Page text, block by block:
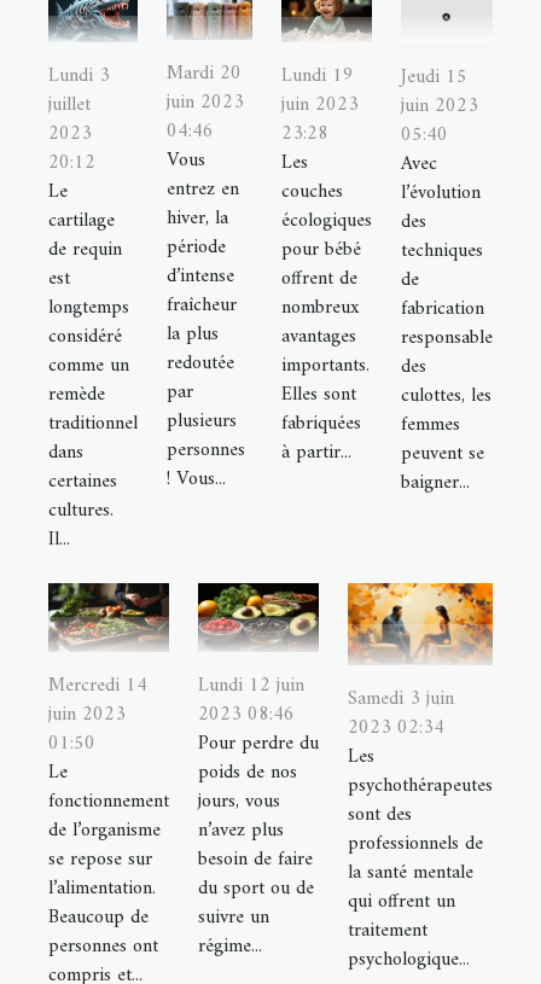
Lundi 3
juillet
2023
20:12
Le
cartilage
de requin
est
longtemps
considéré
comme un
remède
traditionnel
dans
certaines
cultures.
Il...
Mardi 20
juin 2023
04:46
Vous
entrez en
hiver, la
période
d’intense
fraîcheur
la plus
redoutée
par
plusieurs
personnes
! Vous...
Lundi 19
juin 2023
23:28
Les
couches
écologiques
pour bébé
offrent de
nombreux
avantages
importants.
Elles sont
fabriquées
à partir...
Jeudi 15
juin 2023
05:40
Avec
l’évolution
des
techniques
de
fabrication
responsable
des
culottes, les
femmes
peuvent se
baigner...
Mercredi 14
juin 2023
01:50
Le
fonctionnement
de l’organisme
se repose sur
l’alimentation.
Beaucoup de
personnes ont
compris et...
Lundi 12 juin
2023 08:46
Pour perdre du
poids de nos
jours, vous
n’avez plus
besoin de faire
du sport ou de
suivre un
régime...
Samedi 3 juin
2023 02:34
Les
psychothérapeutes
sont des
professionnels de
la santé mentale
qui offrent un
traitement
psychologique...